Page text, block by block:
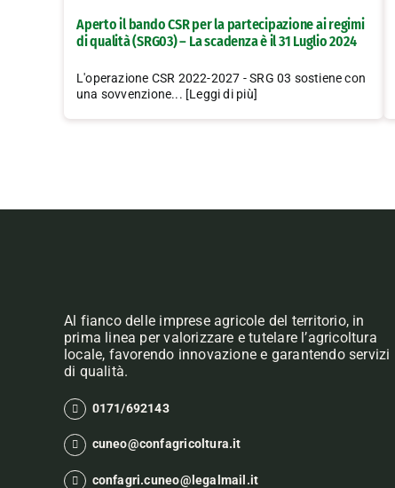
Aperto il bando CSR per la partecipazione ai regimi
di qualità (SRG03) – La scadenza è il 31 Luglio 2024
L'operazione CSR 2022-2027 - SRG 03 sostiene con
una sovvenzione... [Leggi di più]
Al fianco delle imprese agricole del territorio, in
prima linea per valorizzare e tutelare l’agricoltura
locale, favorendo innovazione e garantendo servizi
di qualità.
0171/692143
cuneo@confagricoltura.it
confagri.cuneo@legalmail.it